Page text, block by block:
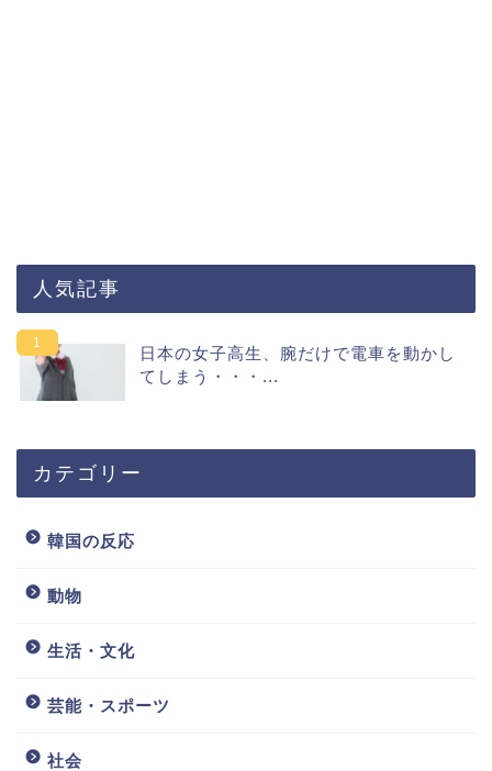
人気記事
日本の女子高生、腕だけで電車を動かし
てしまう・・・...
カテゴリー
韓国の反応
動物
生活・文化
芸能・スポーツ
社会